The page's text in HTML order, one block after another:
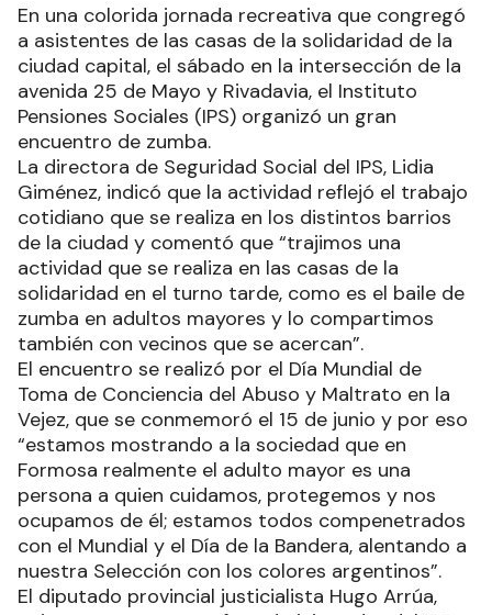
En una colorida jornada recreativa que congregó
a asistentes de las casas de la solidaridad de la
ciudad capital, el sábado en la intersección de la
avenida 25 de Mayo y Rivadavia, el Instituto
Pensiones Sociales (IPS) organizó un gran
encuentro de zumba.
La directora de Seguridad Social del IPS, Lidia
Giménez, indicó que la actividad reflejó el trabajo
cotidiano que se realiza en los distintos barrios
de la ciudad y comentó que “trajimos una
actividad que se realiza en las casas de la
solidaridad en el turno tarde, como es el baile de
zumba en adultos mayores y lo compartimos
también con vecinos que se acercan”.
El encuentro se realizó por el Día Mundial de
Toma de Conciencia del Abuso y Maltrato en la
Vejez, que se conmemoró el 15 de junio y por eso
“estamos mostrando a la sociedad que en
Formosa realmente el adulto mayor es una
persona a quien cuidamos, protegemos y nos
ocupamos de él; estamos todos compenetrados
con el Mundial y el Día de la Bandera, alentando a
nuestra Selección con los colores argentinos”.
El diputado provincial justicialista Hugo Arrúa,